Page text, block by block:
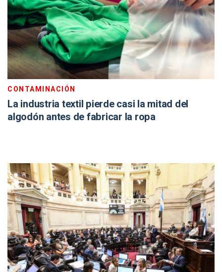
CONTAMINACIÓN
La industria textil pierde casi la mitad del
algodón antes de fabricar la ropa